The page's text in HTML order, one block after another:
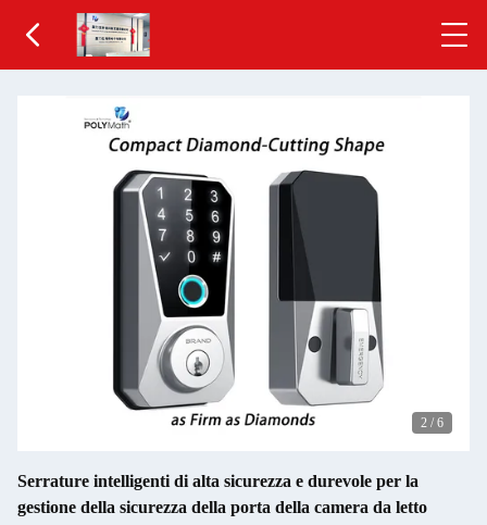
3 / 6
Serrature intelligenti di alta sicurezza e durevole per la
gestione della sicurezza della porta della camera da letto